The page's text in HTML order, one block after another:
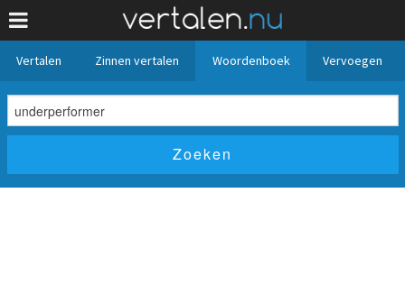
Vertalen Zinnen vertalen Woordenboek Vervoegen